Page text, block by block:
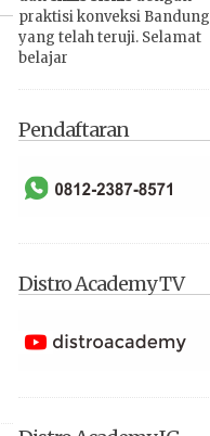
praktisi konveksi Bandung
yang telah teruji. Selamat
belajar
Pendaftaran
Distro Academy TV